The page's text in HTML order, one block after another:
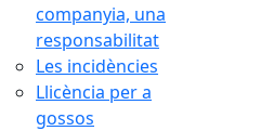
companyia, una
responsabilitat
Les incidències
Llicència per a
gossos